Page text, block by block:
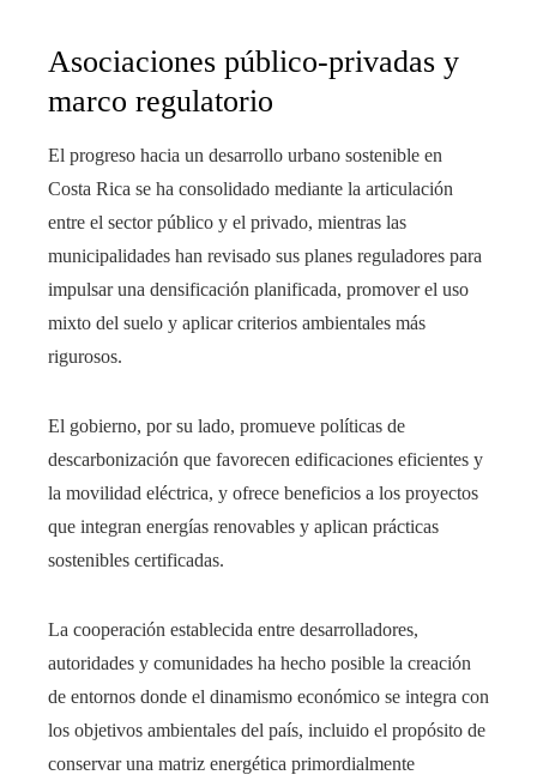
Asociaciones público-privadas y
marco regulatorio
El progreso hacia un desarrollo urbano sostenible en
Costa Rica se ha consolidado mediante la articulación
entre el sector público y el privado, mientras las
municipalidades han revisado sus planes reguladores para
impulsar una densificación planificada, promover el uso
mixto del suelo y aplicar criterios ambientales más
rigurosos.
El gobierno, por su lado, promueve políticas de
descarbonización que favorecen edificaciones eficientes y
la movilidad eléctrica, y ofrece beneficios a los proyectos
que integran energías renovables y aplican prácticas
sostenibles certificadas.
La cooperación establecida entre desarrolladores,
autoridades y comunidades ha hecho posible la creación
de entornos donde el dinamismo económico se integra con
los objetivos ambientales del país, incluido el propósito de
conservar una matriz energética primordialmente